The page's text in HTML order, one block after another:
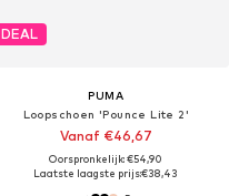
DEAL
PUMA
Loopschoen 'Pounce Lite 2'
Vanaf €46,67
Oorspronkelijk: €54,90
Laatste laagste prijs:€38,43